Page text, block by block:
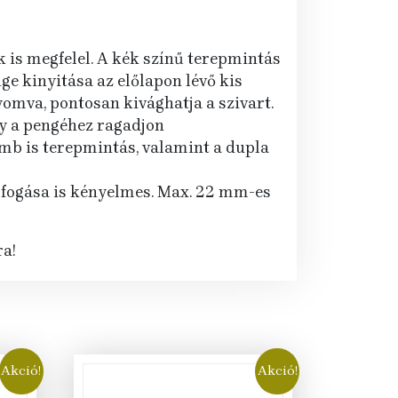
megfelel. A kék színű terepmintás
kinyitása az előlapon lévő kis
pontosan kivághatja a szivart.
a pengéhez ragadjon
is terepmintás, valamint a dupla
is kényelmes. Max. 22 mm-es
Akció! Akció!